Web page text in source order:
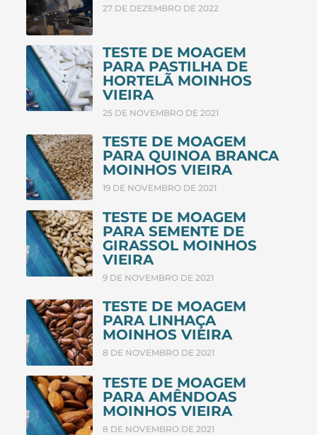
27 DE DEZEMBRO DE 2022
TESTE DE MOAGEM
PARA PASTILHA DE
HORTELÃ MOINHOS
VIEIRA
25 DE NOVEMBRO DE 2021
TESTE DE MOAGEM
PARA QUINOA BRANCA
MOINHOS VIEIRA
19 DE NOVEMBRO DE 2021
TESTE DE MOAGEM
PARA SEMENTE DE
GIRASSOL MOINHOS
VIEIRA
9 DE NOVEMBRO DE 2021
TESTE DE MOAGEM
PARA LINHAÇA
MOINHOS VIEIRA
8 DE NOVEMBRO DE 2021
TESTE DE MOAGEM
PARA AMÊNDOAS
MOINHOS VIEIRA
8 DE NOVEMBRO DE 2021